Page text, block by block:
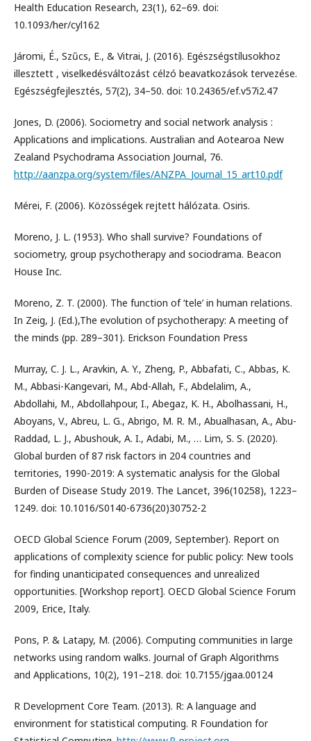
Health Education Research, 23(1), 62–69. doi:
10.1093/her/cyl162
Járomi, É., Szűcs, E., & Vitrai, J. (2016). Egészségstílusokhoz
illesztett , viselkedésváltozást célzó beavatkozások tervezése.
Egészségfejlesztés, 57(2), 34–50. doi: 10.24365/ef.v57i2.47
Jones, D. (2006). Sociometry and social network analysis :
Applications and implications. Australian and Aotearoa New
Zealand Psychodrama Association Journal, 76.
http://aanzpa.org/system/files/ANZPA_Journal_15_art10.pdf
Mérei, F. (2006). Közösségek rejtett hálózata. Osiris.
Moreno, J. L. (1953). Who shall survive? Foundations of
sociometry, group psychotherapy and sociodrama. Beacon
House Inc.
Moreno, Z. T. (2000). The function of ‘tele’ in human relations.
In Zeig, J. (Ed.),The evolution of psychotherapy: A meeting of
the minds (pp. 289–301). Erickson Foundation Press
Murray, C. J. L., Aravkin, A. Y., Zheng, P., Abbafati, C., Abbas, K.
M., Abbasi-Kangevari, M., Abd-Allah, F., Abdelalim, A.,
Abdollahi, M., Abdollahpour, I., Abegaz, K. H., Abolhassani, H.,
Aboyans, V., Abreu, L. G., Abrigo, M. R. M., Abualhasan, A., Abu-
Raddad, L. J., Abushouk, A. I., Adabi, M., … Lim, S. S. (2020).
Global burden of 87 risk factors in 204 countries and
territories, 1990-2019: A systematic analysis for the Global
Burden of Disease Study 2019. The Lancet, 396(10258), 1223–
1249. doi: 10.1016/S0140-6736(20)30752-2
OECD Global Science Forum (2009, September). Report on
applications of complexity science for public policy: New tools
for finding unanticipated consequences and unrealized
opportunities. [Workshop report]. OECD Global Science Forum
2009, Erice, Italy.
Pons, P. & Latapy, M. (2006). Computing communities in large
networks using random walks. Journal of Graph Algorithms
and Applications, 10(2), 191–218. doi: 10.7155/jgaa.00124
R Development Core Team. (2013). R: A language and
environment for statistical computing. R Foundation for